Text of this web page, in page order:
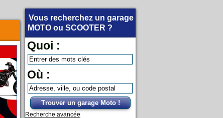
Vous recherchez un garage
MOTO ou SCOOTER ?
Quoi :
Où :
Trouver un garage Moto !
Recherche avancée